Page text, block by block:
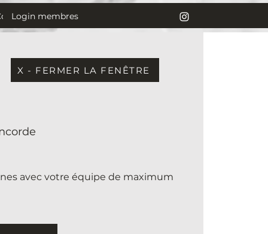
Login membres
avec votre équipe de maximum
X - FERMER LA FENÊTRE